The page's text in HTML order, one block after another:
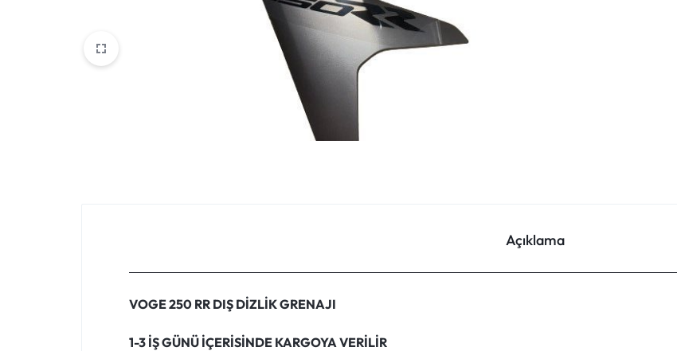
YAMAHA
Açıklama
VOGE 250 RR DIŞ DİZLİK GRENAJI
1-3 İŞ GÜNÜ İÇERİSİNDE KARGOYA VERİLİR